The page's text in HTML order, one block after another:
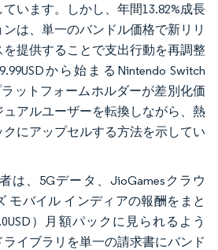
います。しかし、年間13.82%成長
は、単一のバンドル価格で新リリ
提供することで支出行動を再調整
から始まるNintendo Switch
ットフォームホルダーが差別化価
アルユーザーを転換しながら、熱
にアップセルする方法を示してい
は、5Gデータ、JioGamesクラウ
モバイル インディアの報酬をまと
）月額パックに見られるよう
イブラリを単一の請求書にバンド